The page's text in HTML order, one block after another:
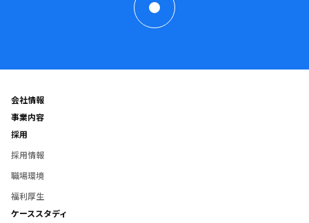
会社情報
事業内容
採用
採用情報
職場環境
福利厚生
ケーススタディ